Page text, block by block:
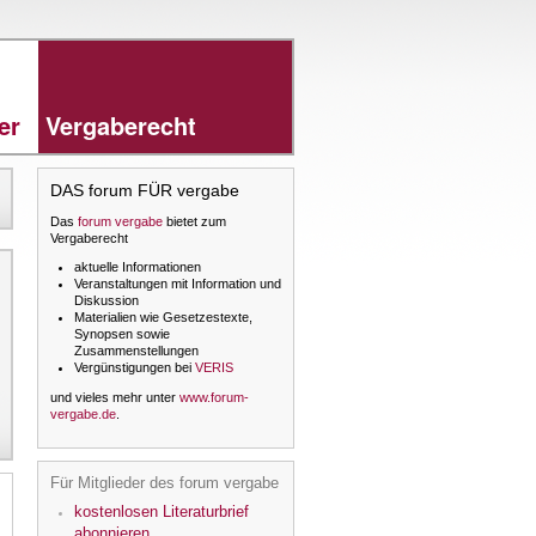
Vergaberecht
DAS forum FÜR vergabe
Das forum vergabe bietet zum
Vergaberecht
aktuelle Informationen
Veranstaltungen mit Information und
Diskussion
Materialien wie Gesetzestexte,
Synopsen sowie
Zusammenstellungen
Vergünstigungen bei VERIS
und vieles mehr unter www.forum-
vergabe.de
Für Mitglieder des forum vergabe
kostenlosen Literaturbrief